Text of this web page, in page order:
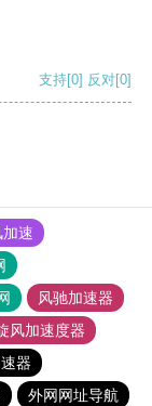
支持[0] 反对[0]
速
风驰加速器
风加速度器
器
外网网址导航